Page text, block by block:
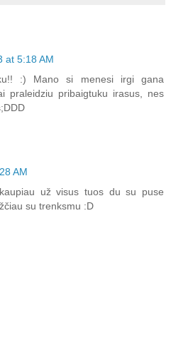
at 5:18 AM
:) Mano si menesi irgi gana
praleidziu pribaigtuku irasus, nes
AM
už visus tuos du su puse
su trenksmu :D